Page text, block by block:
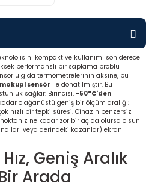
kompakt ve kullanımı son derece
performanslı bir saplama problu
gıda termometrelerinin aksine, bu
sensörile donatılmıştır. Bu
sağlar: Birincisi, -50°C'den
olağanüstü geniş bir ölçüm aralığı;
hızlı bir tepki süresi. Cihazın benzersiz
ne kadar zor bir açıda olursa olsun
veya derindeki kazanlar) ekranı
Geniş Aralık
Arada